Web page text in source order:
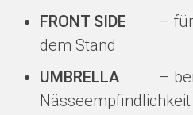
FRONT SIDE – für
dem Stand
UMBRELLA
– bei
Nässeempfindlichkeit